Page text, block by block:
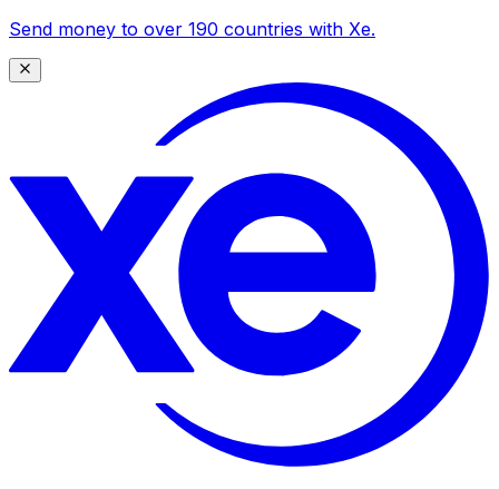
Send money to over 190 countries with Xe.